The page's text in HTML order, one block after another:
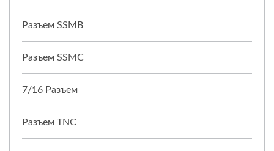
Разъем SSMB
Разъем SSMC
7/16 Разъем
Разъем TNC